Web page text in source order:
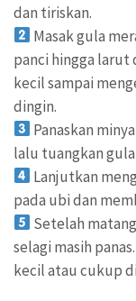
dan tiriskan.
Masak gula
panci hingga larut
kecil sampai
dingin.
Panaskan
lalu tuangkan
Lanjutkan
pada ubi dan
Setelah
selagi masih
kecil atau cukup